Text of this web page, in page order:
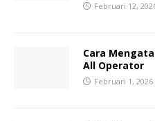
Februari 12,
Cara
All Operator
Februari 1, 2026